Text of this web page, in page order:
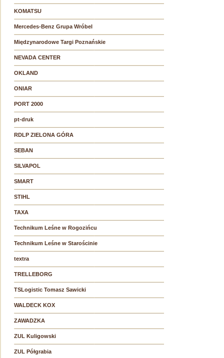
KOMATSU
Mercedes-Benz Grupa Wróbel
Międzynarodowe Targi Poznańskie
NEVADA CENTER
OKLAND
ONIAR
PORT 2000
pt-druk
RDLP ZIELONA GÓRA
SEBAN
SILVAPOL
SMART
STIHL
TAXA
Technikum Leśne w Rogozińcu
Technikum Leśne w Starościnie
textra
TRELLEBORG
TSLogistic Tomasz Sawicki
WALDECK KOX
ZAWADZKA
ZUL Kuligowski
ZUL Półgrabia